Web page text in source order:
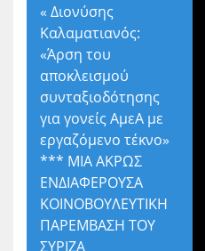
« Διονύσης
Καλαματιανός:
«Άρση του
αποκλεισμού
συνταξιοδότησης
για γονείς ΑμεΑ με
εργαζόμενο τέκνο»
*** ΜΙΑ ΑΚΡΩΣ
ΕΝΔΙΑΦΕΡΟΥΣΑ
ΚΟΙΝΟΒΟΥΛΕΥΤΙΚΗ
ΠΑΡΕΜΒΑΣΗ ΤΟΥ
ΣΥΡΙΖΑ